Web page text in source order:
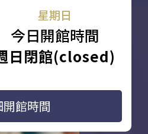
星期日
今日開館時間
日閉館(closed)
館時間